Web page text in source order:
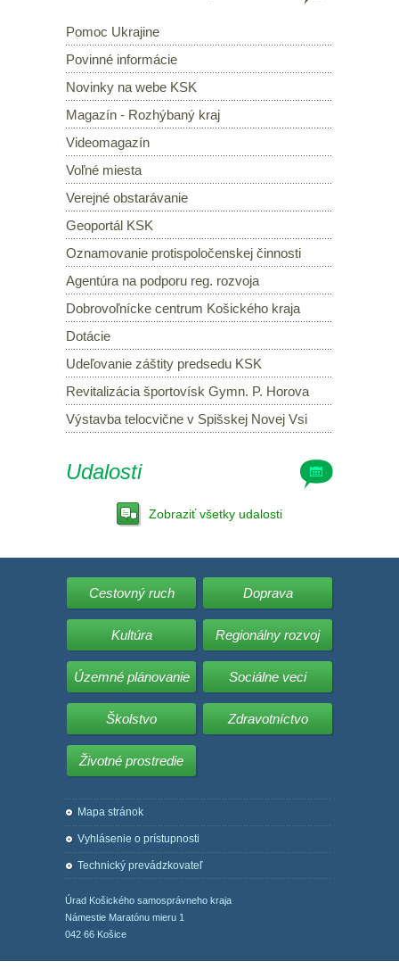
Pomoc Ukrajine
Povinné informácie
Novinky na webe KSK
Magazín - Rozhýbaný kraj
Videomagazín
Voľné miesta
Verejné obstarávanie
Geoportál KSK
Oznamovanie protispoločenskej činnosti
Agentúra na podporu reg. rozvoja
Dobrovoľnícke centrum Košického kraja
Dotácie
Udeľovanie záštity predsedu KSK
Revitalizácia športovísk Gymn. P. Horova
Výstavba telocvične v Spišskej Novej Vsi
Udalosti
Zobraziť všetky udalosti
Cestovný ruch Doprava
Kultúra Regionálny rozvoj
Územné plánovanie Sociálne veci
Školstvo Zdravotníctvo
Životné prostredie
Mapa stránok
Vyhlásenie o prístupnosti
Technický prevádzkovateľ
Úrad Košického samosprávneho kraja
Námestie Maratónu mieru 1
042 66 Košice